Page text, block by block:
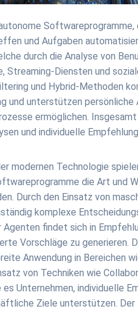
und Aufgaben
durch die Analyse von
Streaming-Diensten und
und Hybrid-Methoden
und unterstützen
ermöglichen.
und individuelle
modernen Technologie
die Art und
Durch den Einsatz von
komplexe
findet sich in
Vorschläge zu
Anwendung in Bereichen
von Techniken wie
Unternehmen, individuelle
Ziele unterstützen.